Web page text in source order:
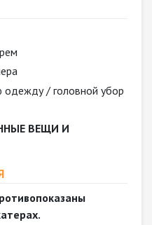
/ головной убор
ВЕЩИ И